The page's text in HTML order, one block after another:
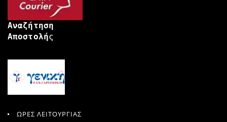
Αναζήτηση
Αποστολής
ΩΡΕΣ ΛΕΙΤΟΥΡΓΙΑΣ